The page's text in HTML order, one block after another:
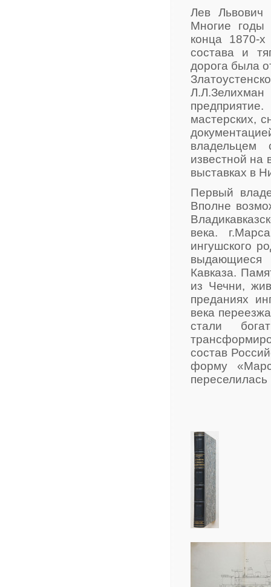
Лев Львович
Многие годы
конца 1870-
состава и
дорога была
мастерских,
владельцем
известной на
выставках в
Первый
Вполне
века.
ингушского
выдающиеся
Кавказа.
из Чечни,
преданиях
века
стали
состав
форму
переселилась